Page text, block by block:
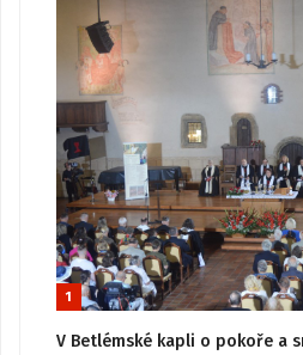
1
V Betlémské kapli o pokoře a